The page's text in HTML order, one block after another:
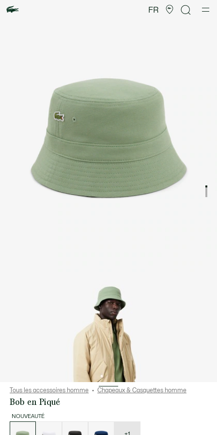
FR
d’images
produit
Tous les accessoires homme Chapeaux & Casquettes homme
Bob en Piqué
NOUVEAUTÉ
déclinaisons